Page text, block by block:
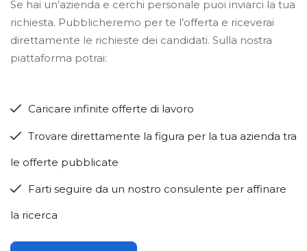
Se hai un’azienda e cerchi personale puoi inviarci la tua
richiesta. Pubblicheremo per te l’offerta e riceverai
direttamente le richieste dei candidati. Sulla nostra
piattaforma potrai:
Caricare infinite offerte di lavoro
Trovare direttamente la figura per la tua azienda tra
le offerte pubblicate
Farti seguire da un nostro consulente per affinare
la ricerca